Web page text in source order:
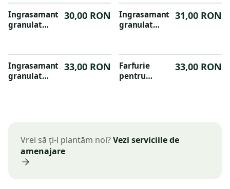
Ingrasamant
granulat
gradina
30,00 RON
Ingrasamant
granulat
trandafiri
31,00 RON
Ingrasamant
granulat
33,00 RON
Farfurie
pentru
33,00 RON
Vrei să ți-l plantăm noi?Vezi serviciile de
amenajare